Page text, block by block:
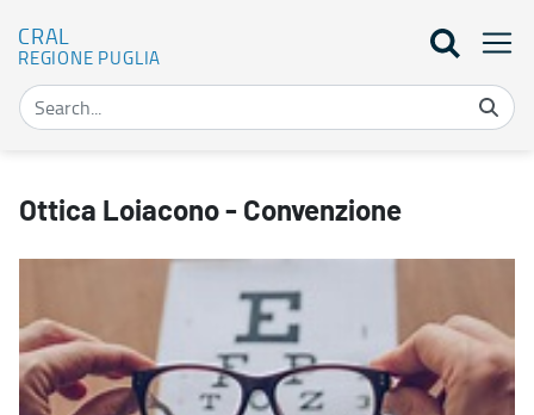
CRAL
REGIONE PUGLIA
Ottica Loiacono - Convenzione